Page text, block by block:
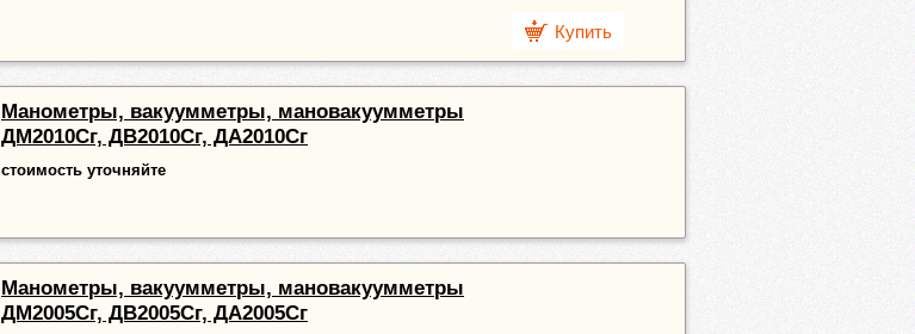
Купить
Манометры, вакуумметры, мановакуумметры
ДМ2010Сг, ДВ2010Сг, ДА2010Сг
стоимость уточняйте
Манометры, вакуумметры, мановакуумметры
ДМ2005Сг, ДВ2005Сг, ДА2005Сг